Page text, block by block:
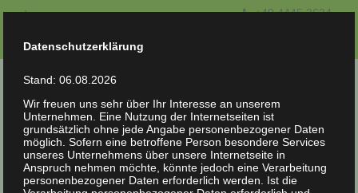
Impressum
+49 4445 2624
Datenschutzerklärung
Stand: 06.08.2026
Wir freuen uns sehr über Ihr Interesse an unserem
Unternehmen. Eine Nutzung der Internetseiten ist
grundsätzlich ohne jede Angabe personenbezogener Daten
möglich. Sofern eine betroffene Person besondere Services
unseres Unternehmens über unsere Internetseite in
Anspruch nehmen möchte, könnte jedoch eine Verarbeitung
personenbezogener Daten erforderlich werden. Ist die